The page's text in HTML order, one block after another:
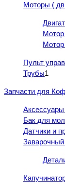
Моторы (
Мотор
Мотор
Пульт
Трубы1
Запчасти для
Бак для
Датчики и